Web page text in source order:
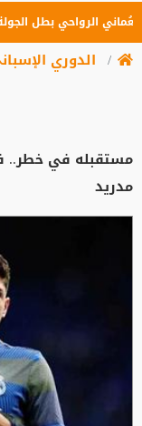
الرواحي بطل الجولة
الدوري
مستقبله في خطر..
مدريد